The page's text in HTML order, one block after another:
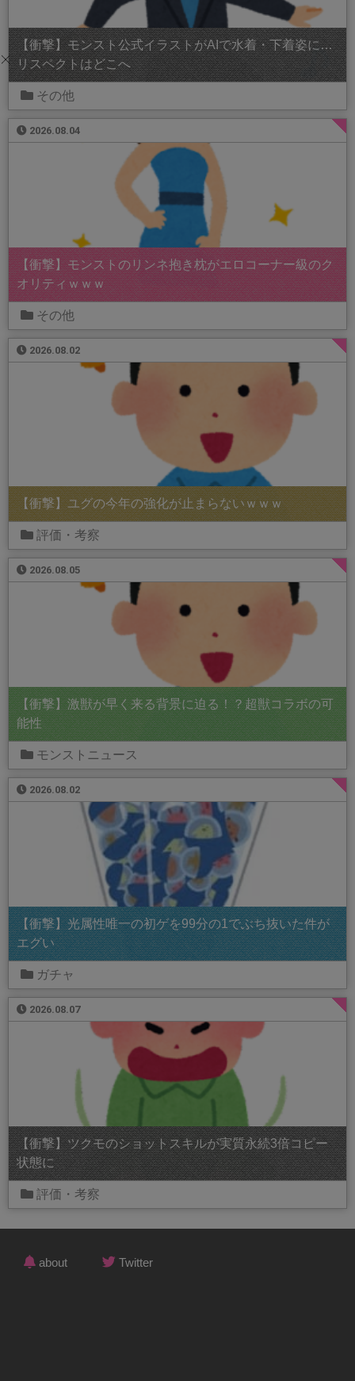
【衝撃】モンスト公式イラストがAIで水着・下着姿に…
リスペクトはどこへ
その他
2026.08.04
【衝撃】モンストのリンネ抱き枕がエロコーナー級のク
オリティｗｗｗ
その他
2026.08.02
【衝撃】ユグの今年の強化が止まらないｗｗｗ
評価・考察
2026.08.05
【衝撃】激獣が早く来る背景に迫る！？超獣コラボの可
能性
モンストニュース
2026.08.02
【衝撃】光属性唯一の初ゲを99分の1でぶち抜いた件が
エグい
ガチャ
2026.08.07
【衝撃】ツクモのショットスキルが実質永続3倍コピー
状態に
評価・考察
about Twitter